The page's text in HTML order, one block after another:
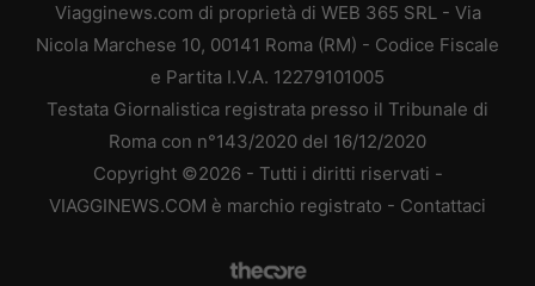
Viagginews.com di proprietà di WEB 365 SRL - Via
Nicola Marchese 10, 00141 Roma (RM) - Codice Fiscale
e Partita I.V.A. 12279101005
Testata Giornalistica registrata presso il Tribunale di
Roma con n°143/2020 del 16/12/2020
Copyright ©2026 - Tutti i diritti riservati -
VIAGGINEWS.COM è marchio registrato - Contattaci